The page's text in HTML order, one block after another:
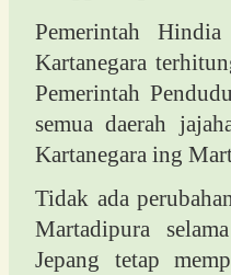
Pemerintah
Kartanegara
Pemerintah
semua daerah
Kartanegara ing
Tidak ada
Martadipura
Jepang tetap